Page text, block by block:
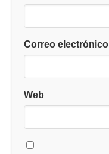
Correo electrónico
Web